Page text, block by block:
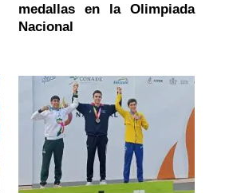
medallas en la Olimpiada
Nacional